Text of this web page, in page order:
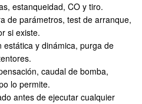
estanqueidad, CO y tiro.
de parámetros, test de arranque,
si existe.
estática y dinámica, purga de
caudal de bomba,
lo permite.
antes de ejecutar cualquier